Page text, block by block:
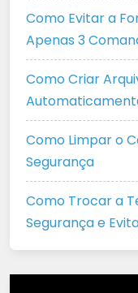
Como Evitar a
Apenas 3
Como Criar
Como Limpar o
Segurança
Como Trocar a
Segurança e